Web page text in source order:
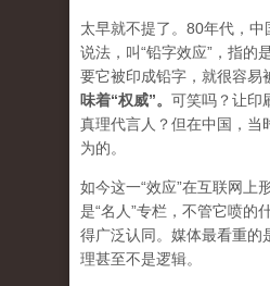
太早就不提了。80年代，
说法，叫“铅字效应”，指的
要它被印成铅字，就很容易
味着“权威”。 可笑吗？让印
真理代言人？但在中国，当
为的。
如今这一“效应”在互联网
是“名人”专栏，不管它喷的
得广泛认同。媒体最看重的
理甚至不是逻辑。